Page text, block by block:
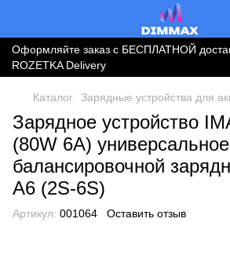
Оформляйте заказ с БЕСПЛАТНОЙ
ROZETKA Delivery
Каталог Зарядные устройства для
Зарядное устройство
(80W 6A)
балансировочной
A6 (2S-6S)
Артикул: 001064 Оставить отзыв